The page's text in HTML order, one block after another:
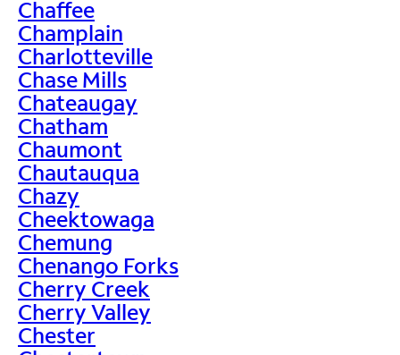
Chaffee
Champlain
Charlotteville
Chase Mills
Chateaugay
Chatham
Chaumont
Chautauqua
Chazy
Cheektowaga
Chemung
Chenango Forks
Cherry Creek
Cherry Valley
Chester